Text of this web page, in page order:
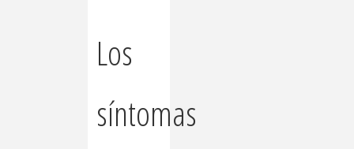
Los
síntomas